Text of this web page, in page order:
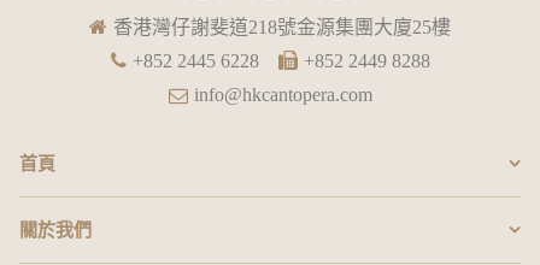
香港灣仔謝斐道218號金源集團大廈25樓
+852 2445 6228
+852 2449 8288
info@hkcantopera.com
首頁
關於我們